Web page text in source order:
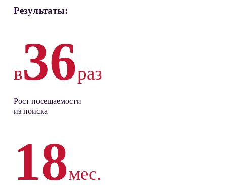
Результаты:
в36раз
Рост посещаемости
из поиска
18мес.